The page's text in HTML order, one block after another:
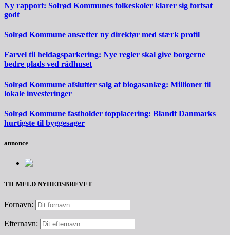
Ny rapport: Solrød Kommunes folkeskoler klarer sig fortsat
godt
Solrød Kommune ansætter ny direktør med stærk profil
Farvel til heldagsparkering: Nye regler skal give borgerne
bedre plads ved rådhuset
Solrød Kommune afslutter salg af biogasanlæg: Millioner til
lokale investeringer
Solrød Kommune fastholder topplacering: Blandt Danmarks
hurtigste til byggesager
annonce
TILMELD NYHEDSBREVET
Fornavn:
Efternavn: